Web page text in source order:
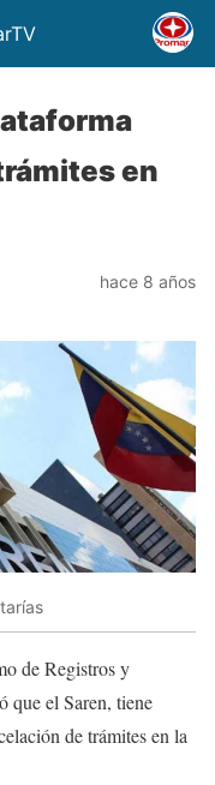
en
hace 8 años
de Registros y
que el Saren, tiene
de trámites en la